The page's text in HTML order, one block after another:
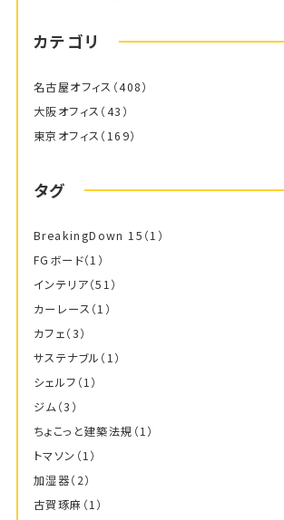
カテゴリ
名古屋オフィス （408）
大阪オフィス （43）
東京オフィス （169）
タグ
BreakingDown 15 （1）
FGボード（1）
インテリア（51）
カーレース （1）
カフェ（3）
サステナブル （1）
シェルフ （1）
ジム（3）
ちょこっと建築法規 （1）
トマソン （1）
加湿器（2）
古賀琢麻 （1）